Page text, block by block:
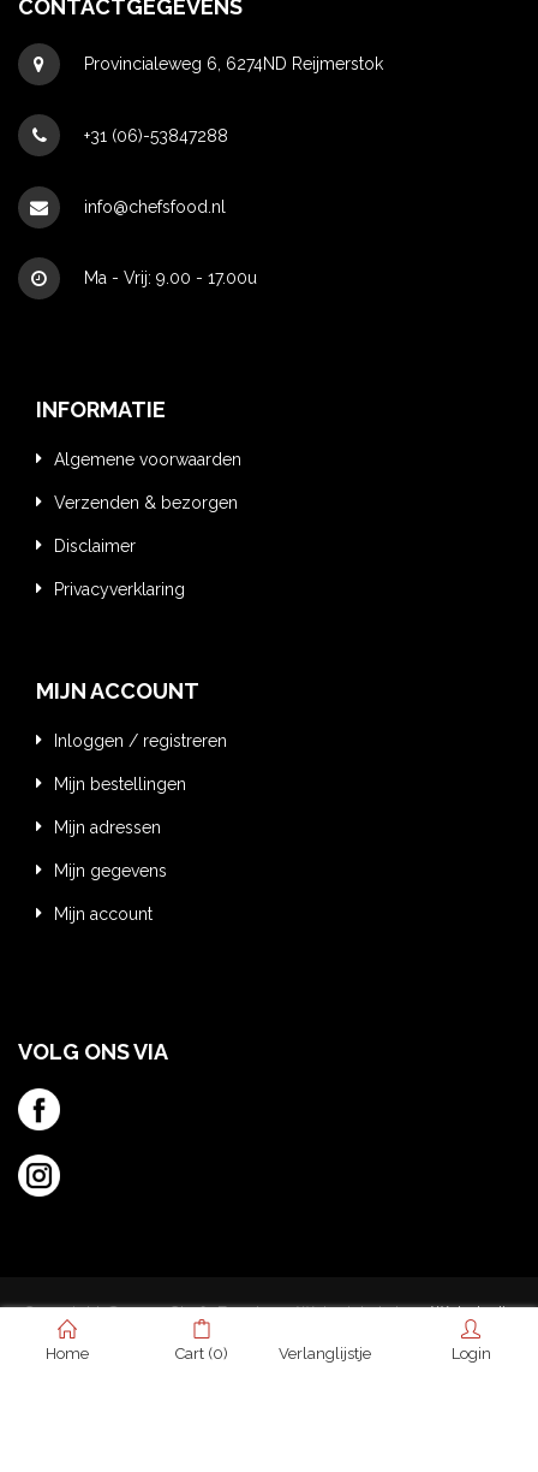
CONTACTGEGEVENS
Provincialeweg 6, 6274ND Reijmerstok
+31 (06)-53847288
info@chefsfood.nl
Ma - Vrij: 9.00 - 17.00u
INFORMATIE
Algemene voorwaarden
Verzenden & bezorgen
Disclaimer
Privacyverklaring
MIJN ACCOUNT
Inloggen / registreren
Mijn bestellingen
Mijn adressen
Mijn gegevens
Mijn account
VOLG ONS VIA
Copyright © 2019 Chefs Food 2.0. Webwinkel doorWebstudio
Home Cart (0) Verlanglijstje Login